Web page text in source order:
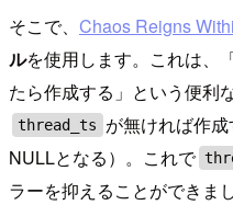
そこで、 Chaos Reigns
ルを使用します。これは、
たら作成する」という便利
thread_ts
が無ければ作
NULLとなる）。これで
ラーを抑えることができま